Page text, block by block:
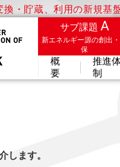
・貯蔵、利用の新規基
サブ課題 A
新エネルギー源の創出
保
概
要
推進
制
します。